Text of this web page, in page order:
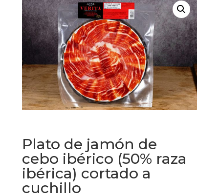
Plato de jamón de
cebo ibérico (50% raza
ibérica) cortado a
cuchillo